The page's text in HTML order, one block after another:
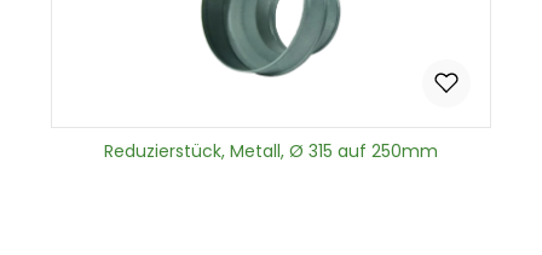
Reduzierstück, Metall, Ø 315 auf 250mm